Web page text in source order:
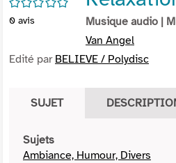
0 avis Musique audio |
Van Angel
Edité par BELIEVE / Polydisc
SUJET
Sujets
Ambiance, Humour, Divers